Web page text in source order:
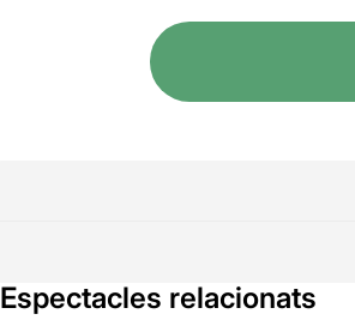
De lo que
esencia en
que se han
Espectacles relacionats